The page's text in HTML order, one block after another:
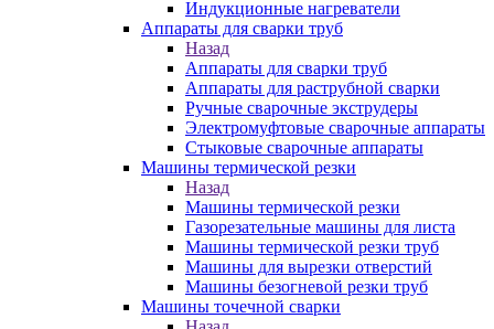
Индукционные нагреватели
Аппараты для сварки труб
Назад
Аппараты для сварки труб
Аппараты для раструбной сварки
Ручные сварочные экструдеры
Электромуфтовые сварочные аппараты
Стыковые сварочные аппараты
Машины термической резки
Назад
Машины термической резки
Газорезательные машины для листа
Машины термической резки труб
Машины для вырезки отверстий
Машины безогневой резки труб
Машины точечной сварки